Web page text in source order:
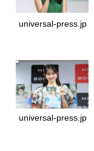
universal-press.jp
universal-press.jp